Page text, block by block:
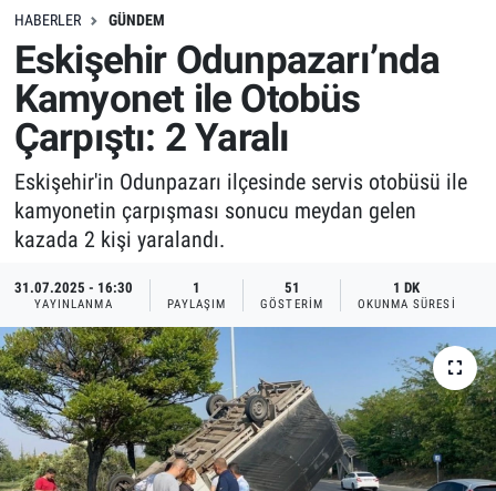
HABERLER GÜNDEM
Eskişehir Odunpazarı’nda
Kamyonet ile Otobüs
Çarpıştı: 2 Yaralı
Eskişehir'in Odunpazarı ilçesinde servis otobüsü ile
kamyonetin çarpışması sonucu meydan gelen
kazada 2 kişi yaralandı.
31.07.2025 - 16:30
YAYINLANMA
1
PAYLAŞIM
51
GÖSTERIM
1 DK
OKUNMA SÜRESI